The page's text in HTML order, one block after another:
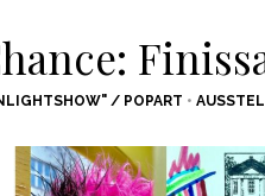
/ POPART •